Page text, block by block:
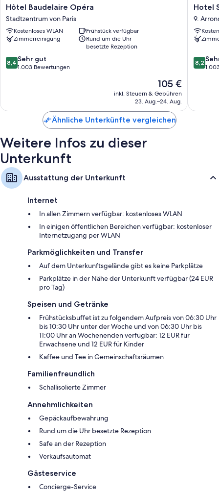
und eine Schallisolierung. In den Gästebewertungen werden die
sauberen Zimmer der Unterkunft besonders gelobt.
Weitere Komforts in den Zimmern sind zum Beispiel:
Badezimmer mit Duschen und Haartrocknern
Fernseher mit Premium-TV-Sendern
Wasserkocher, Heizung und tägliche Zimmerreinigung
Hôtel
Baudelaire
Opéra
Stadtzentrum
von
Hôtel Baudelaire Opéra
Stadtzentrum von Paris
Kostenloses WLAN
Frühstück verfügbar
Zimmerreinigung
Rund um die Uhr
besetzte Rezeption
8.4
von
Bewertungen
8,4 Sehr gut
1.003 Bewertungen
Der
Preis
beträgt
105 €
inkl. Steuern & Gebühren
23. Aug.–24. Aug.
Hotel
Saint
9.
Hotel
9.
8.2
von
8,2
Ähnliche Unterkünfte vergleichen
Weitere Infos zu dieser
Unterkunft
Ausstattung der Unterkunft
Internet
In allen Zimmern verfügbar: kostenloses WLAN
In einigen öffentlichen Bereichen verfügbar: kostenloser
Internetzugang per WLAN
Parkmöglichkeiten und Transfer
Auf dem Unterkunftsgelände gibt es keine Parkplätze
Parkplätze in der Nähe der Unterkunft verfügbar (24 EUR
pro Tag)
Speisen und Getränke
Frühstücksbuffet ist zu folgendem Aufpreis von 06:30 Uhr
bis 10:30 Uhr unter der Woche und von 06:30 Uhr bis
11:00 Uhr an Wochenenden verfügbar: 12 EUR für
Erwachsene und 12 EUR für Kinder
Kaffee und Tee in Gemeinschaftsräumen
Familienfreundlich
Schallisolierte Zimmer
Annehmlichkeiten
Gepäckaufbewahrung
Rund um die Uhr besetzte Rezeption
Safe an der Rezeption
Verkaufsautomat
Gästeservice
Concierge-Service